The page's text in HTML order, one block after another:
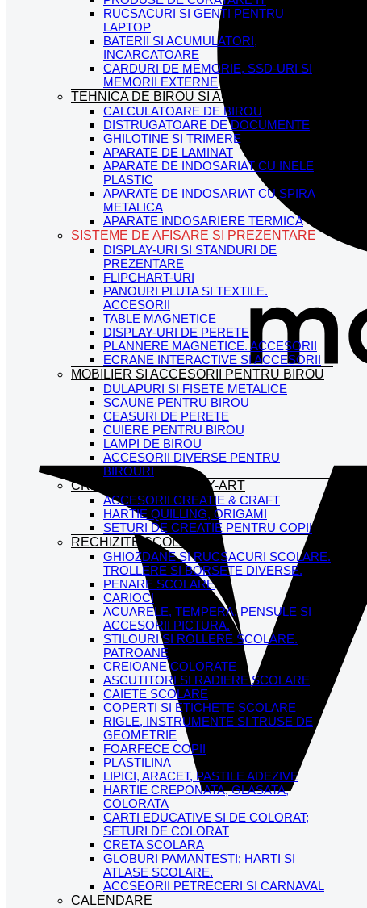
RUCSACURI SI GENTI PENTRU
LAPTOP
BATERII SI ACUMULATORI,
INCARCATOARE
CARDURI DE MEMORIE, SSD-URI SI
MEMORII EXTERNE
TEHNICA DE BIROU SI ACCESORII
CALCULATOARE DE BIROU
DISTRUGATOARE DE DOCUMENTE
GHILOTINE SI TRIMERE
APARATE DE LAMINAT
APARATE DE INDOSARIAT CU INELE
PLASTIC
APARATE DE INDOSARIAT CU SPIRA
METALICA
APARATE INDOSARIERE TERMICA
SISTEME DE AFISARE SI PREZENTARE
DISPLAY-URI SI STANDURI DE
PREZENTARE
FLIPCHART-URI
PANOURI PLUTA SI TEXTILE.
ACCESORII
TABLE MAGNETICE
DISPLAY-URI DE PERETE
PLANNERE MAGNETICE. ACCESORII
ECRANE INTERACTIVE SI ACCESORII
MOBILIER SI ACCESORII PENTRU BIROU
DULAPURI SI FISETE METALICE
SCAUNE PENTRU BIROU
CEASURI DE PERETE
CUIERE PENTRU BIROU
LAMPI DE BIROU
ACCESORII DIVERSE PENTRU
BIROURI
CREATIVITATE; HOBBY-ART
ACCESORII CREATIE & CRAFT
HARTIE QUILLING, ORIGAMI
SETURI DE CREATIE PENTRU COPII
RECHIZITE SCOLARE
GHIOZDANE SI RUCSACURI SCOLARE.
TROLLERE SI BORSETE DIVERSE.
PENARE SCOLARE
CARIOCI
ACUARELE, TEMPERA, PENSULE SI
ACCESORII PICTURA.
STILOURI SI ROLLERE SCOLARE.
PATROANE
CREIOANE COLORATE
ASCUTITORI SI RADIERE SCOLARE
CAIETE SCOLARE
COPERTI SI ETICHETE SCOLARE
RIGLE, INSTRUMENTE SI TRUSE DE
GEOMETRIE
FOARFECE COPII
PLASTILINA
LIPICI, ARACET, PASTILE ADEZIVE
HARTIE CREPONATA, GLASATA,
COLORATA
CARTI EDUCATIVE SI DE COLORAT;
SETURI DE COLORAT
CRETA SCOLARA
GLOBURI PAMANTESTI; HARTI SI
ATLASE SCOLARE.
ACCSEORII PETRECERI SI CARNAVAL
CALENDARE